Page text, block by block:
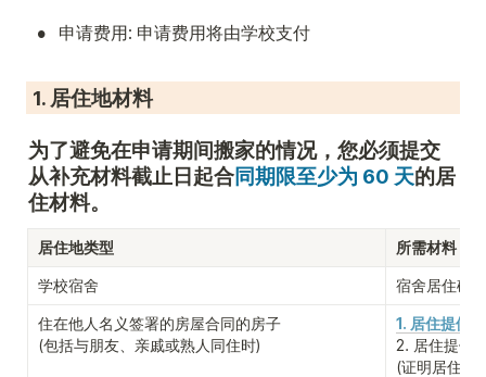
• 申请费用: 申请费用将由学校支付
1. 居住地材料
为了避免在申请期间搬家的情况，您必须提交
从补充材料截止日起合同期限至少为 60 天的居
住材料。
居住地类型 所需材料
学校宿舍 宿舍居住确
住在他人名义签署的房屋合同的房子
(包括与朋友、亲戚或熟人同住时)
1. 居住提供
2. 居住提供
(证明居住提